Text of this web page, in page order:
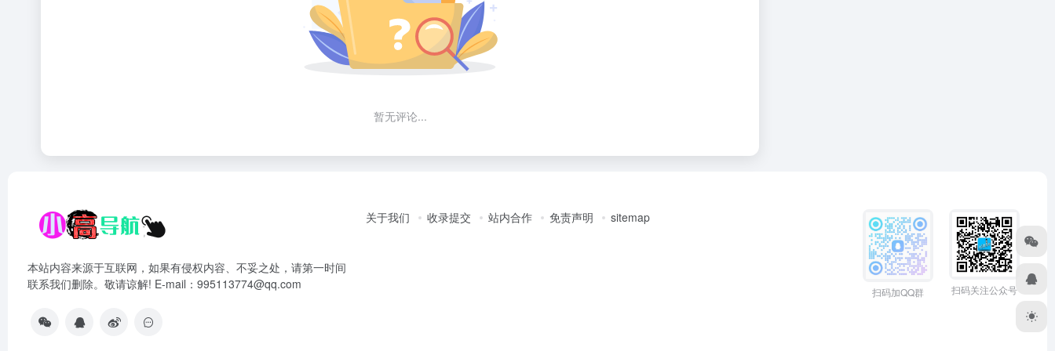
暂无评论...
本站内容来源于互联网，如果有侵权内容、不妥之处，请第一时间
联系我们删除。敬请谅解! E-mail：995113774@qq.com
关于我们 收录提交 站内合作 免责声明 sitemap
扫码加QQ群 扫码关注公众号